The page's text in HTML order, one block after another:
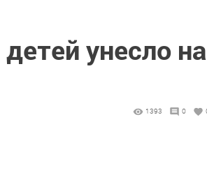
унесло на
1393 0